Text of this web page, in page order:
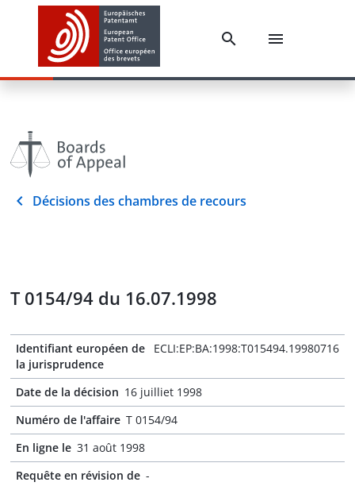
Décisions des chambres de recours
T 0154/94 du 16.07.1998
Identifiant européen de
la jurisprudence
ECLI:EP:BA:1998:T015494.19980716
Date de la décision 16 juilliet 1998
Numéro de l'affaire T 0154/94
En ligne le 31 août 1998
Requête en révision de -